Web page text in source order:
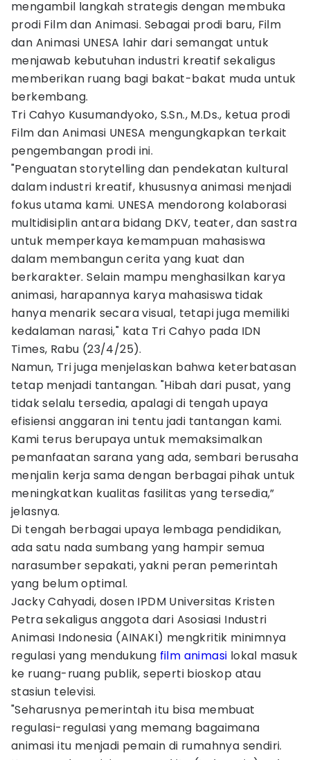
mengambil langkah strategis dengan membuka
prodi Film dan Animasi. Sebagai prodi baru, Film
dan Animasi UNESA lahir dari semangat untuk
menjawab kebutuhan industri kreatif sekaligus
memberikan ruang bagi bakat-bakat muda untuk
berkembang.
Tri Cahyo Kusumandyoko, S.Sn., M.Ds., ketua prodi
Film dan Animasi UNESA mengungkapkan terkait
pengembangan prodi ini.
"Penguatan storytelling dan pendekatan kultural
dalam industri kreatif, khususnya animasi menjadi
fokus utama kami. UNESA mendorong kolaborasi
multidisiplin antara bidang DKV, teater, dan sastra
untuk memperkaya kemampuan mahasiswa
dalam membangun cerita yang kuat dan
berkarakter. Selain mampu menghasilkan karya
animasi, harapannya karya mahasiswa tidak
hanya menarik secara visual, tetapi juga memiliki
kedalaman narasi," kata Tri Cahyo pada IDN
Times, Rabu (23/4/25).
Namun, Tri juga menjelaskan bahwa keterbatasan
tetap menjadi tantangan. "Hibah dari pusat, yang
tidak selalu tersedia, apalagi di tengah upaya
efisiensi anggaran ini tentu jadi tantangan kami.
Kami terus berupaya untuk memaksimalkan
pemanfaatan sarana yang ada, sembari berusaha
menjalin kerja sama dengan berbagai pihak untuk
meningkatkan kualitas fasilitas yang tersedia,”
jelasnya.
Di tengah berbagai upaya lembaga pendidikan,
ada satu nada sumbang yang hampir semua
narasumber sepakati, yakni peran pemerintah
yang belum optimal.
Jacky Cahyadi, dosen IPDM Universitas Kristen
Petra sekaligus anggota dari Asosiasi Industri
Animasi Indonesia (AINAKI) mengkritik minimnya
regulasi yang mendukung film animasi lokal masuk
ke ruang-ruang publik, seperti bioskop atau
stasiun televisi.
"Seharusnya pemerintah itu bisa membuat
regulasi-regulasi yang memang bagaimana
animasi itu menjadi pemain di rumahnya sendiri.